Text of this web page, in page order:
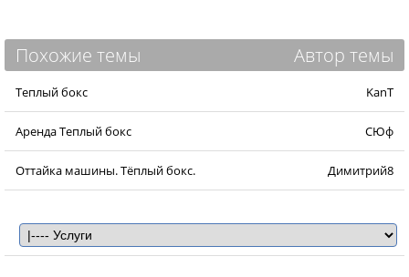
Похожие темы Автор темы
Теплый бокс KanT
Аренда Теплый бокс СЮф
Оттайка машины. Тёплый бокс. Димитрий8